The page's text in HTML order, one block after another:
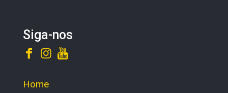
Siga-nos
Home